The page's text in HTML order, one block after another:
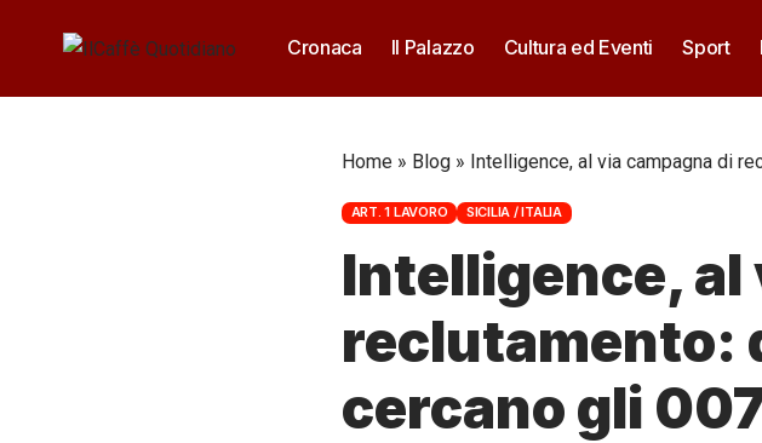
Cronaca Il Palazzo Cultura ed Eventi Sport
Home » Blog » Intelligence, al via campagna di
ART. 1 LAVORO SICILIA / ITALIA
Intelligence, al
reclutamento:
cercano gli